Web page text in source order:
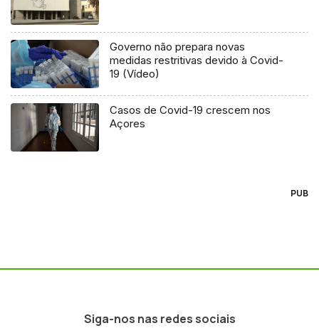
Governo não prepara novas
medidas restritivas devido à Covid-
19 (Vídeo)
Casos de Covid-19 crescem nos
Açores
PUB
Siga-nos nas redes sociais